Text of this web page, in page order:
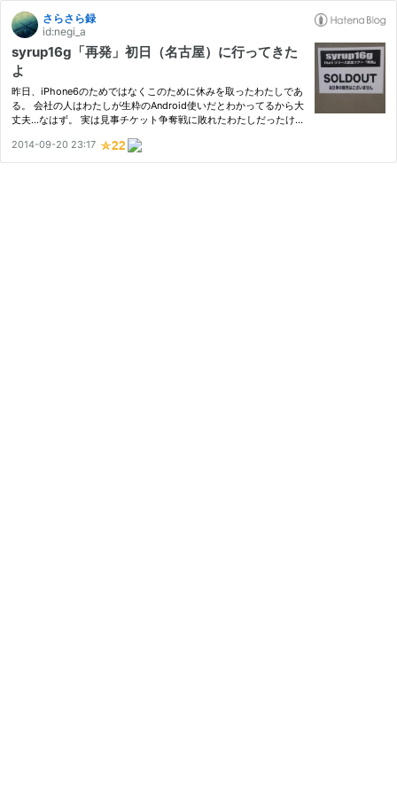
さらさら録
id:negi_a
syrup16g「再発」初日（名古屋）に行ってきた
よ
昨日、iPhone6のためではなくこのために休みを取ったわたしであ
る。 会社の人はわたしが生粋のAndroid使いだとわかってるから大
丈夫…なはず。 実は見事チケット争奪戦に敗れたわたしだったけ
地元の名古屋だし、初日だし、そりゃもう楽しみにしてた。ずっ
と…
2014-09-20 23:17